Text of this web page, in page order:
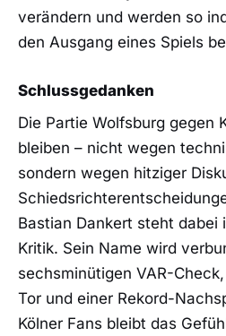
verändern und werden so
den Ausgang eines Spiels
Schlussgedanken
Die Partie Wolfsburg gegen
bleiben – nicht wegen
sondern wegen hitziger
Bastian Dankert steht dabei
Kritik. Sein Name wird
sechsminütigen VAR-
Tor und einer Rekord-
Kölner Fans bleibt das